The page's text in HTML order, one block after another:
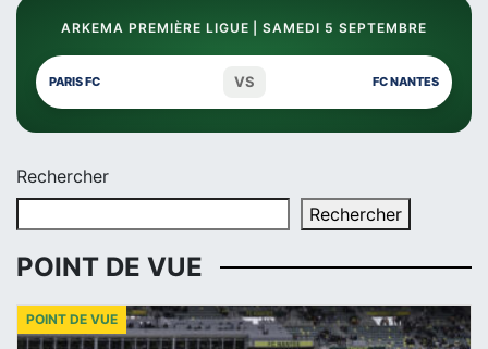
ARKEMA PREMIÈRE LIGUE | SAMEDI 5 SEPTEMBRE
PARIS FC VS FC NANTES
Rechercher
Rechercher
POINT DE VUE
POINT DE VUE